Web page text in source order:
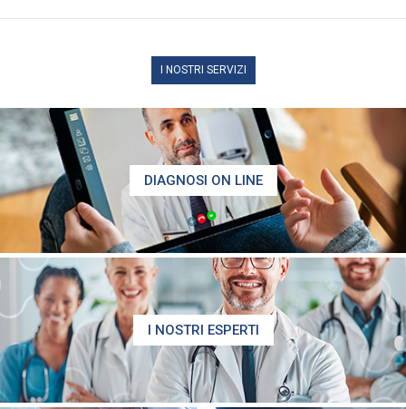
I NOSTRI SERVIZI
DIAGNOSI ON LINE
I NOSTRI ESPERTI